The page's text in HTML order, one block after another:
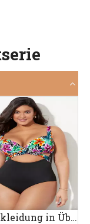
Badebekleidung in Übergröße